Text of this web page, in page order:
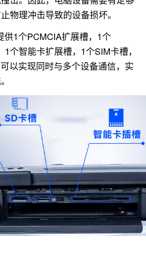
物理冲击导致的设备损坏。
供1个PCMCIA扩展槽，1个
个智能卡扩展槽，1个SIM卡槽，
以实现同时与多个设备通信，实